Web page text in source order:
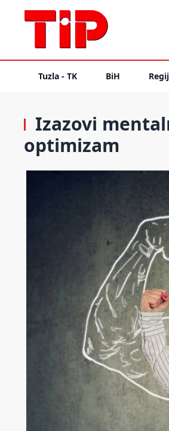
Tuzla - TK BiH
Izazovi
optimizam